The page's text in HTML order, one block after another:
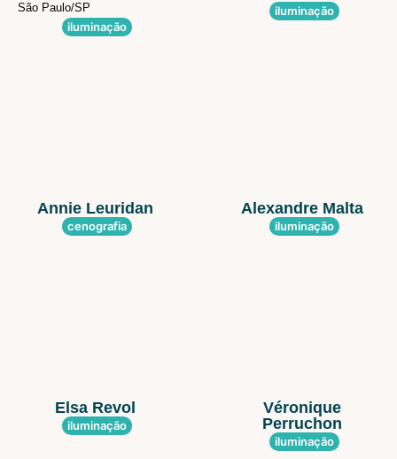
São Paulo/SP
iluminação
iluminação
Annie Leuridan
cenografia
Alexandre Malta
iluminação
Elsa Revol
iluminação
Véronique
Perruchon
iluminação